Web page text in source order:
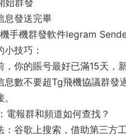
始群發
息發送完畢
手機群發軟件legram
技巧：
你的賬号最好已滿15天，
數不要超Tg飛機協議群發
電報群和頻道如何查找？
谷歌上搜索，借助第三方